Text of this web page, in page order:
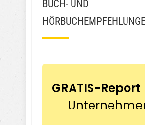
BUCH- UND
GRATIS-Report